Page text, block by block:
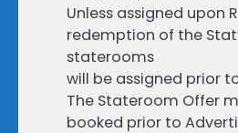
Unless assigned upon
redemption of the
staterooms
will be assigned prior
The Stateroom Offer
booked prior to